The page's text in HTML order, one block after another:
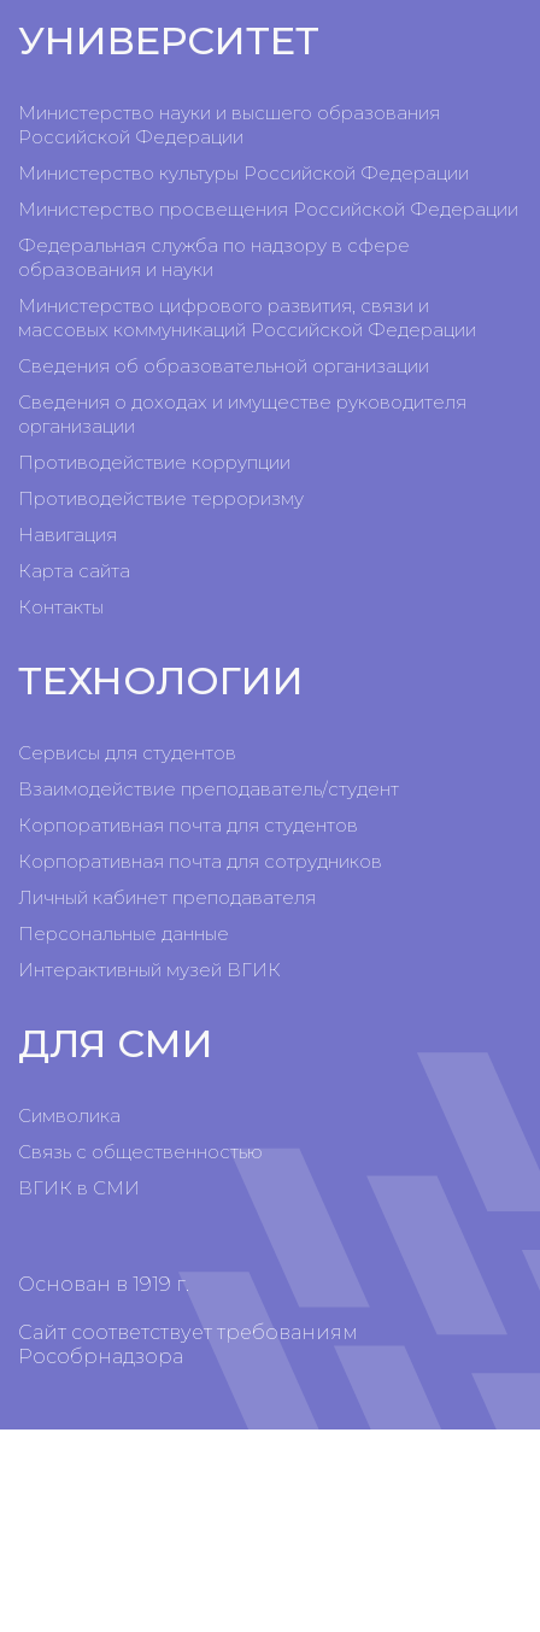
УНИВЕРСИТЕТ
Министерство науки и высшего образования
Российской Федерации
Министерство культуры Российской Федерации
Министерство просвещения Российской Федерации
Федеральная служба по надзору в сфере
образования и науки
Министерство цифрового развития, связи и
массовых коммуникаций Российской Федерации
Сведения об образовательной организации
Сведения о доходах и имуществе руководителя
организации
Противодействие коррупции
Противодействие терроризму
Навигация
Карта сайта
Контакты
ТЕХНОЛОГИИ
Сервисы для студентов
Взаимодействие преподаватель/студент
Корпоративная почта для студентов
Корпоративная почта для сотрудников
Личный кабинет преподавателя
Персональные данные
Интерактивный музей ВГИК
ДЛЯ СМИ
Символика
Связь с общественностью
ВГИК в СМИ
Основан в 1919 г.
Сайт соответствует требованиям
Рособрнадзора